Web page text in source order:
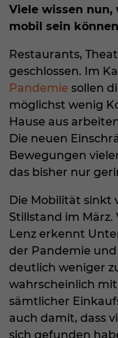
Viele wissen nun,
mobil sein
Restaurants,
geschlossen. Im
Pandemie sollen
möglichst wenig
Hause aus
Die neuen
Bewegungen
das bisher nur
Die Mobilität sinkt
Stillstand im
Lenz erkennt
der Pandemie
deutlich weniger
wahrscheinlich
sämtlicher
auch damit, dass
sich gefunden